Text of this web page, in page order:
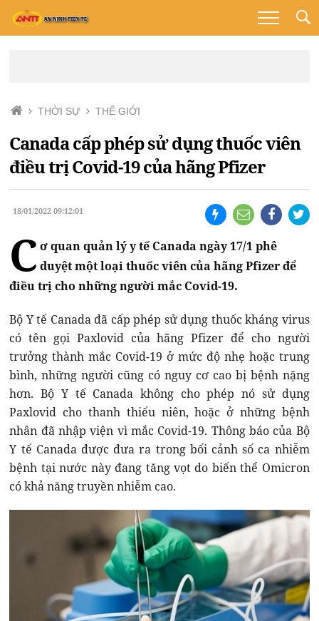
THỜI SỰ THẾ GIỚI
Canada cấp phép sử dụng thuốc viên
điều trị Covid-19 của hãng Pfizer
18/01/2022 09:12:01
C ơ quan quản lý y tế Canada ngày 17/1 phê
duyệt một loại thuốc viên của hãng Pfizer để
điều trị cho những người mắc Covid-19.
Bộ Y tế Canada đã cấp phép sử dụng thuốc kháng virus
có tên gọi Paxlovid của hãng Pfizer để cho người
trưởng thành mắc Covid-19 ở mức độ nhẹ hoặc trung
bình, những người cũng có nguy cơ cao bị bệnh nặng
hơn. Bộ Y tế Canada không cho phép nó sử dụng
Paxlovid cho thanh thiếu niên, hoặc ở những bệnh
nhân đã nhập viện vì mắc Covid-19. Thông báo của Bộ
Y tế Canada được đưa ra trong bối cảnh số ca nhiễm
bệnh tại nước này đang tăng vọt do biến thể Omicron
có khả năng truyền nhiễm cao.